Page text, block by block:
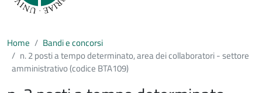
Home
Bandi e concorsi
n. 2 posti a tempo determinato, area dei collaboratori - settore
amministrativo (codice BTA109)